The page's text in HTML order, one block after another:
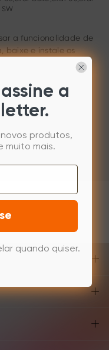
a funcionalidade de
baixe e instale os
"Opacidade de
a
produtos,
muito mais.
quando quiser.